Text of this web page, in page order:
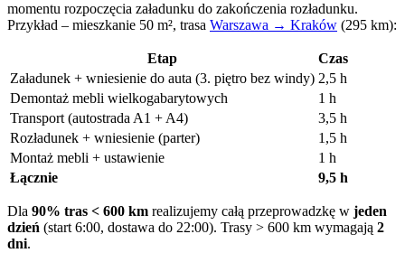
momentu rozpoczęcia załadunku do zakończenia rozładunku.
Przykład – mieszkanie 50 m², trasa Warszawa → Kraków (295 km):
Etap
Czas
Załadunek + wniesienie do auta (3. piętro bez windy) 2,5 h
Demontaż mebli wielkogabarytowych
1 h
Transport (autostrada A1 + A4)
3,5 h
Rozładunek + wniesienie (parter)
1,5 h
Montaż mebli + ustawienie
1 h
Łącznie
9,5 h
Dla 90% tras < 600 km realizujemy całą przeprowadzkę w jeden
dzień (start 6:00, dostawa do 22:00). Trasy > 600 km wymagają 2
dni.